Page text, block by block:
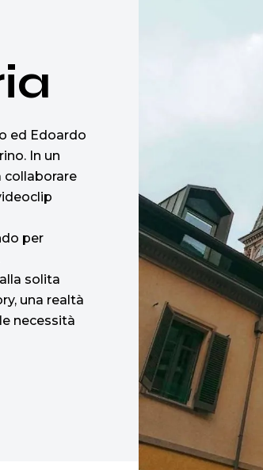
ed Edoardo
In un
collaborare
per
solita
una realtà
necessità